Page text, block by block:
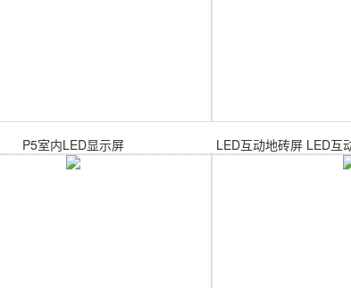
P5室内LED显示屏 LED互动地砖屏 LED互